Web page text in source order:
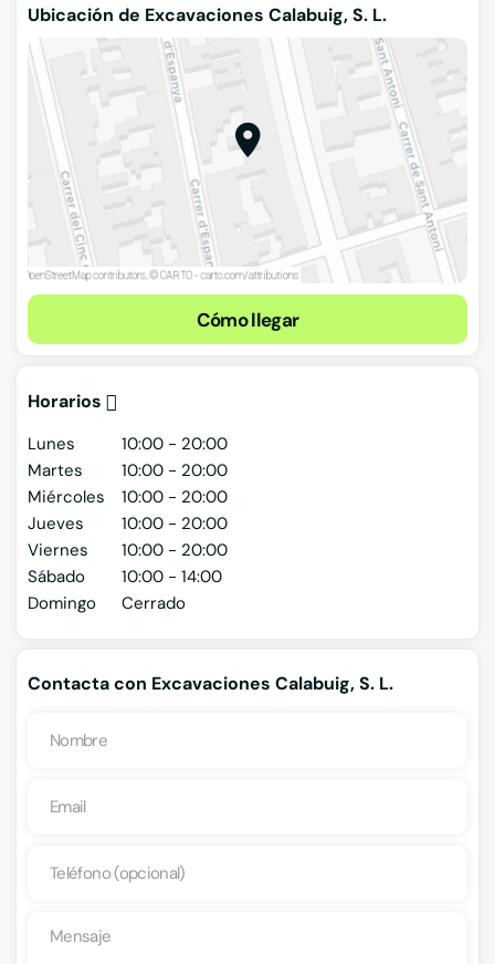
Ubicación de Excavaciones Calabuig, S. L.
Cómo llegar
Horarios
Lunes
10:00 - 20:00
Martes
10:00 - 20:00
Miércoles
10:00 - 20:00
Jueves
10:00 - 20:00
Viernes
10:00 - 20:00
Sábado
10:00 - 14:00
Domingo
Cerrado
Contacta con Excavaciones Calabuig, S. L.